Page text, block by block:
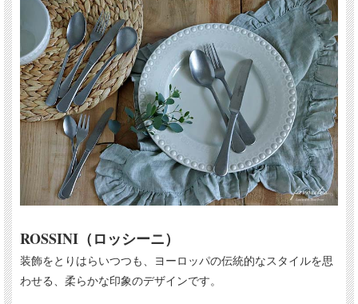
ROSSINI（ロッシーニ）
装飾をとりはらいつつも、ヨーロッパの伝統的なスタイルを思
わせる、柔らかな印象のデザインです。